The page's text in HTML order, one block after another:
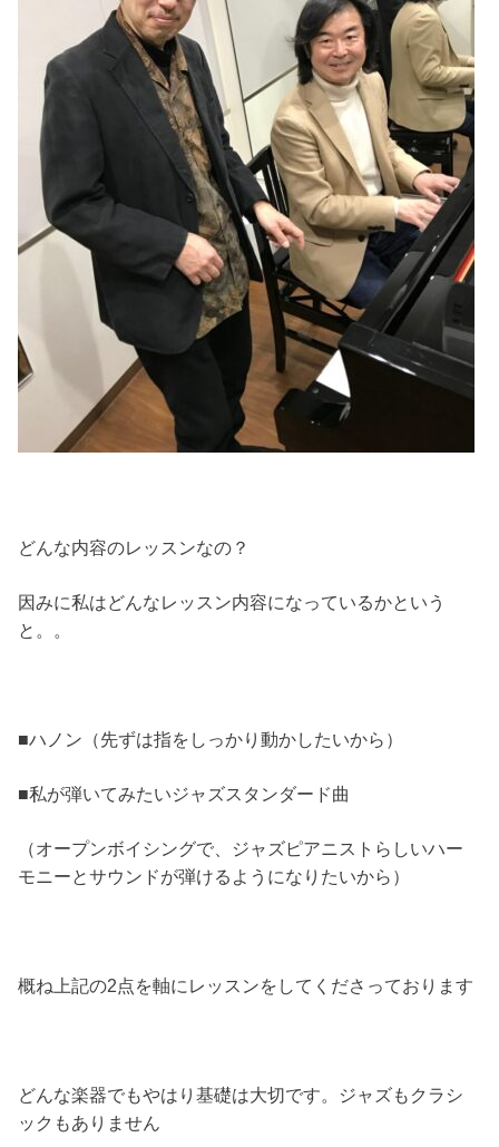
どんな内容のレッスンなの？
因みに私はどんなレッスン内容になっているかという
と。。
■ハノン（先ずは指をしっかり動かしたいから）
■私が弾いてみたいジャズスタンダード曲
（オープンボイシングで、ジャズピアニストらしいハー
モニーとサウンドが弾けるようになりたいから）
概ね上記の2点を軸にレッスンをしてくださっております
どんな楽器でもやはり基礎は大切です。ジャズもクラシ
ックもありません